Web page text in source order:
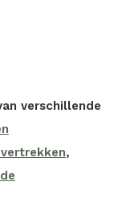
verschillende
,